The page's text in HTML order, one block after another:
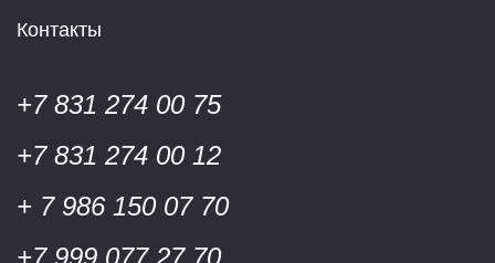
Контакты
+7 831 274 00 75
+7 831 274 00 12
+ 7 986 150 07 70
+7 999 077 27 70